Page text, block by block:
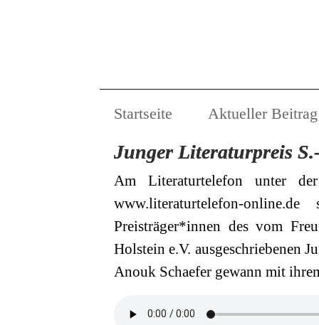
Startseite Aktueller Beitrag
Junger Literaturpreis
Am Literaturtelefon unter
www.literaturtelefon-
Preisträger*innen des vom
Holstein e.V. ausgeschriebenen
Anouk Schaefer gewann mit